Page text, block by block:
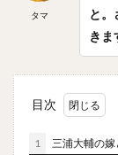
タマ
と。
きま
目次
1 三浦大輔の嫁
王柏融（ワ
大谷翔平（
山崎康晃（
涌井秀章（
ニコラス・